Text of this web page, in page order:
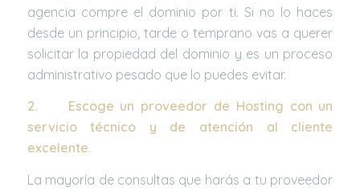
agencia compre el dominio por ti. Si no lo haces
desde un principio, tarde o temprano vas a querer
solicitar la propiedad del dominio y es un proceso
administrativo pesado que lo puedes evitar.
2. Escoge un proveedor de Hosting con un
servicio técnico y de atención al cliente
excelente.
La mayoría de consultas que harás a tu proveedor